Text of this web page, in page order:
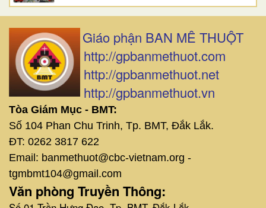
Giáo phận BAN MÊ THUỘT
http://gpbanmethuot.com
http://gpbanmethuot.net
http://gpbanmethuot.vn
Tòa Giám Mục - BMT:
Số 104 Phan Chu Trinh, Tp. BMT, Đắk Lắk.
ĐT: 0262 3817 622
Email: banmethuot@cbc-vietnam.org -
tgmbmt104@gmail.com
Văn phòng Truyền Thông: